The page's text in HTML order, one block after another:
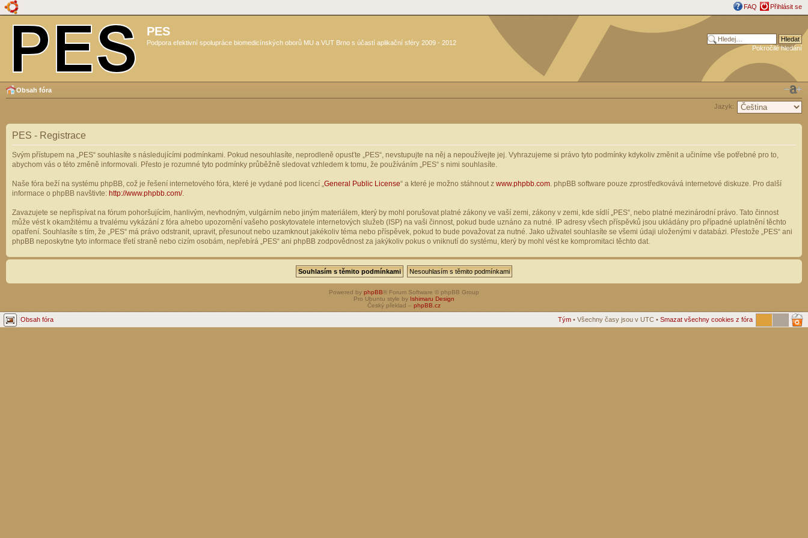
FAQ Přihlásit se
PES
Podpora efektivní spolupráce biomedicínských oborů MU a VUT Brno s účastí aplikační sféry 2009 - 2012
Pokročilé hledání
Obsah fóra
Jazyk:
PES - Registrace
Svým přístupem na „PES“ souhlasíte s následujícími podmínkami. Pokud nesouhlasíte, neprodleně opusťte „PES“, nevstupujte na něj a nepoužívejte jej. Vyhrazujeme si právo tyto podmínky kdykoliv změnit a učiníme vše potřebné pro to,
abychom vás o této změně informovali. Přesto je rozumné tyto podmínky průběžně sledovat vzhledem k tomu, že používáním „PES“ s nimi souhlasíte.
Naše fóra beží na systému phpBB, což je řešení internetového fóra, které je vydané pod licencí „ General Public License“ a které je možno stáhnout z www.phpbb.com . phpBB software pouze zprostředkovává internetové diskuze. Pro další
informace o phpBB navštivte: http://www.phpbb.com/.
Zavazujete se nepřispívat na fórum pohoršujícím, hanlivým, nevhodným, vulgárním nebo jiným materiálem, který by mohl porušovat platné zákony ve vaší zemi, zákony v zemi, kde sídlí „PES“, nebo platné mezinárodní právo. Tato činnost
může vést k okamžitému a trvalému vykázání z fóra a/nebo upozornění vašeho poskytovatele internetových služeb (ISP) na vaši činnost, pokud bude uznáno za nutné. IP adresy všech příspěvků jsou ukládány pro případné uplatnění těchto
opatření. Souhlasíte s tím, že „PES“ má právo odstranit, upravit, přesunout nebo uzamknout jakékoliv téma nebo příspěvek, pokud to bude považovat za nutné. Jako uživatel souhlasíte se všemi údaji uloženými v databázi. Přestože „PES“ ani
phpBB neposkytne tyto informace třetí straně nebo cizím osobám, nepřebírá „PES“ ani phpBB zodpovědnost za jakýkoliv pokus o vniknutí do systému, který by mohl vést ke kompromitaci těchto dat.
Powered by phpBB® Forum Software © phpBB Group
Pro Ubuntu style by Ishimaru Design
Český překlad – phpBB.cz
Obsah fóra Tým • Všechny časy jsou v UTC • Smazat všechny cookies z fóra